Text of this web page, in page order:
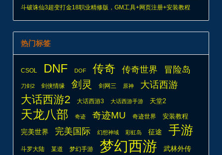
斗破诛仙3超变打金18职业精修版，GM工具+网页注册+安装教程
热门标签
CSOL DNF DOF 传奇 传奇世界 冒险岛
刀剑2 剑侠情缘 剑灵 剑网三 原神 大话西游
大话西游2 大话西游3 大话西游手游 天堂2
天龙八部 奇迹 奇迹MU 奇迹世界 安装教程
完美世界 完美国际 幻想神域 彩虹岛 征途 手游
斗罗大陆 某道 梦幻手游 梦幻西游
武林外传